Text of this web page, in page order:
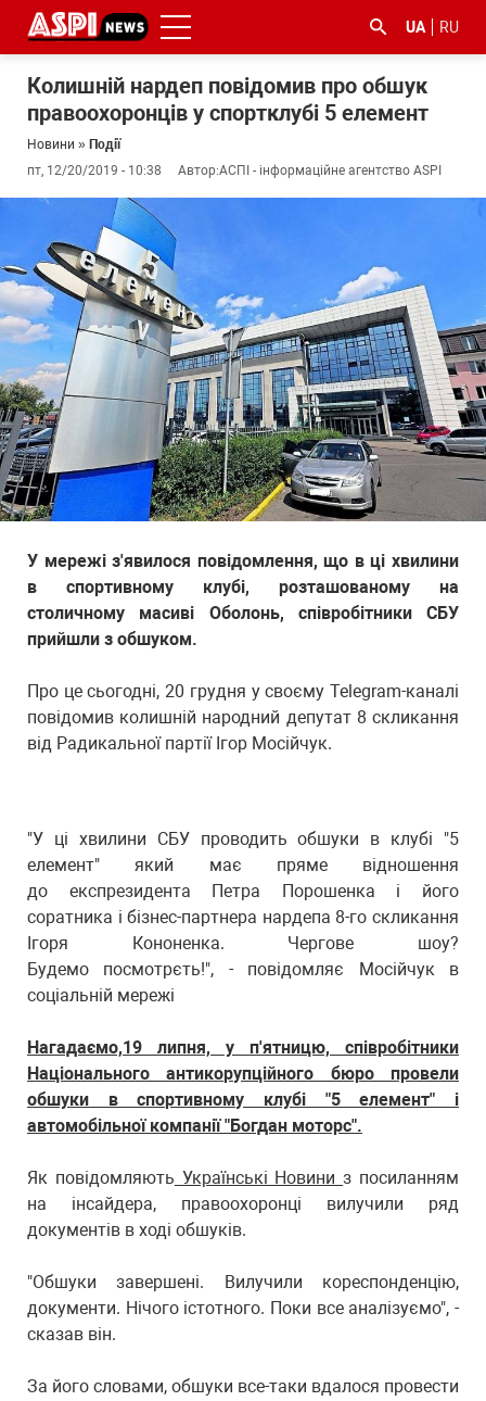
UA RU
Колишній нардеп повідомив про обшук
правоохоронців у спортклубі 5 елемент
Новини » Події
пт, 12/20/2019 - 10:38
Автор:АСПІ - інформаційне агентство ASPI
У мережі з'явилося повідомлення, що в ці хвилини
в спортивному клубі, розташованому на
столичному масиві Оболонь, співробітники СБУ
прийшли з обшуком.
Про це сьогодні, 20 грудня у своєму Telegram-каналі
повідомив колишній народний депутат 8 скликання
від Радикальної партії Ігор Мосійчук.
"У ці хвилини СБУ проводить обшуки в клубі "5
елемент" який має пряме відношення
до експрезидента Петра Порошенка і його
соратника і бізнес-партнера нардепа 8-го скликання
Ігоря Кононенка. Чергове шоу?
Будемо посмотрєть!", - повідомляє Мосійчук в
соціальній мережі
Нагадаємо,19 липня, у п'ятницю, співробітники
Національного антикорупційного бюро провели
обшуки в спортивному клубі "5 елемент" і
автомобільної компанії "Богдан моторс".
Як повідомляють Українські Новиниз посиланням
на інсайдера, правоохоронці вилучили ряд
документів в ході обшуків.
"Обшуки завершені. Вилучили кореспонденцію,
документи. Нічого істотного. Поки все аналізуємо", -
сказав він.
За його словами, обшуки все-таки вдалося провести
#боротьба
з
корупцією